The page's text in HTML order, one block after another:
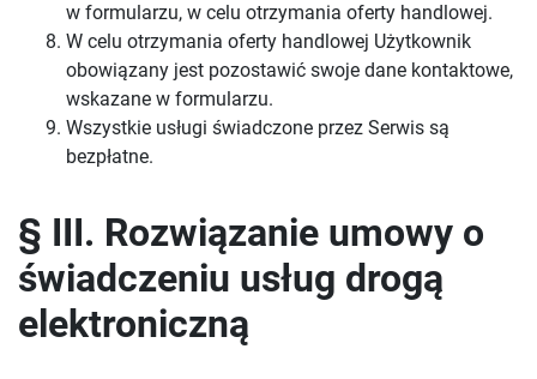
w formularzu, w celu otrzymania oferty handlowej.
W celu otrzymania oferty handlowej Użytkownik
obowiązany jest pozostawić swoje dane kontaktowe,
wskazane w formularzu.
Wszystkie usługi świadczone przez Serwis są
bezpłatne.
§ III. Rozwiązanie umowy o
świadczeniu usług drogą
elektroniczną